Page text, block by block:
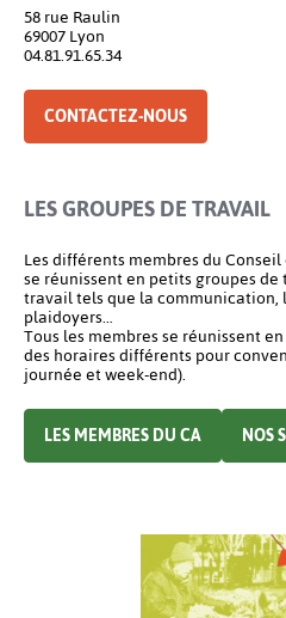
58 rue Raulin
69007 Lyon
04.81.91.65.34
CONTACTEZ-NOUS
LES GROUPES DE TRAVAIL
Les différents membres du
se réunissent en petits groupes
travail tels que la communication,
plaidoyers…
Tous les membres se réunissent
des horaires différents pour
journée et week-end).
LES MEMBRES DU CA
NOS